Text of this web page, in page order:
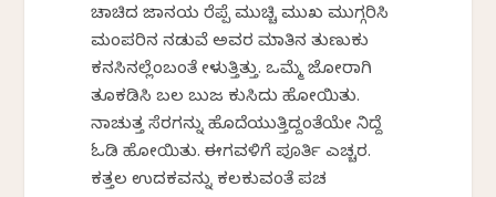
ಚಾಚಿದ ಜಾನಕೆಯ ರೆಪ್ಪೆ ಮುಚ್ಚಿ ಮುಖ ಮುಗ್ಗರಿಸಿ
ಮಂಪರಿನ ನಡುವೆ ಅವರ ಮಾತಿನ ತುಣುಕು
ಕನಸಿನಲ್ಲೆಂಬಂತೆ ಕೇಳುತ್ತಿತ್ತು. ಒಮ್ಮೆ ಜೋರಾಗಿ
ತೂಕಡಿಸಿ ಬಲ ಬುಜ ಕುಸಿದು ಹೋಯಿತು.
ನಾಚುತ್ತ ಸೆರಗನ್ನು ಹೊದೆಯುತ್ತಿದ್ದಂತೆಯೇ ನಿದ್ದೆ
ಓಡಿ ಹೋಯಿತು. ಈಗವಳಿಗೆ ಪೂರ್ತಿ ಎಚ್ಚರ.
ಕತ್ತಲ ಉದಕವನ್ನು ಕಲಕುವಂತೆ ಪಚ